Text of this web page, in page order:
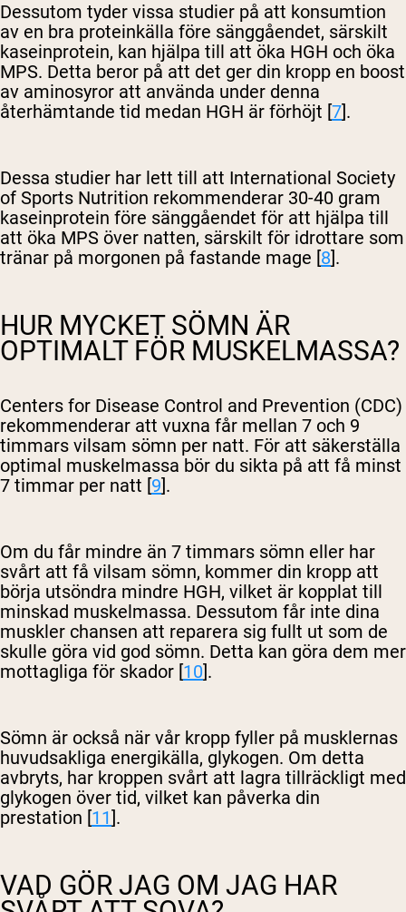
Dessutom tyder vissa studier på att konsumtion
av en bra proteinkälla före sänggåendet, särskilt
kaseinprotein, kan hjälpa till att öka HGH och öka
MPS. Detta beror på att det ger din kropp en boost
av aminosyror att använda under denna
återhämtande tid medan HGH är förhöjt [7].
Dessa studier har lett till att International Society
of Sports Nutrition rekommenderar 30-40 gram
kaseinprotein före sänggåendet för att hjälpa till
att öka MPS över natten, särskilt för idrottare som
tränar på morgonen på fastande mage [8].
HUR MYCKET SÖMN ÄR
OPTIMALT FÖR MUSKELMASSA?
Centers for Disease Control and Prevention (CDC)
rekommenderar att vuxna får mellan 7 och 9
timmars vilsam sömn per natt. För att säkerställa
optimal muskelmassa bör du sikta på att få minst
7 timmar per natt [9].
Om du får mindre än 7 timmars sömn eller har
svårt att få vilsam sömn, kommer din kropp att
börja utsöndra mindre HGH, vilket är kopplat till
minskad muskelmassa. Dessutom får inte dina
muskler chansen att reparera sig fullt ut som de
skulle göra vid god sömn. Detta kan göra dem mer
mottagliga för skador [10].
Sömn är också när vår kropp fyller på musklernas
huvudsakliga energikälla, glykogen. Om detta
avbryts, har kroppen svårt att lagra tillräckligt med
glykogen över tid, vilket kan påverka din
prestation [11].
VAD GÖR JAG OM JAG HAR